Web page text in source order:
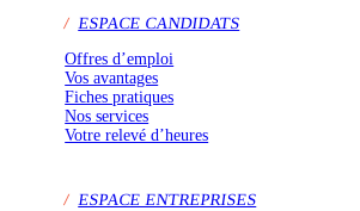
/ ESPACE CANDIDATS
Offres d’emploi
Vos avantages
Fiches pratiques
Nos services
Votre relevé d’heures
/ ESPACE ENTREPRISES